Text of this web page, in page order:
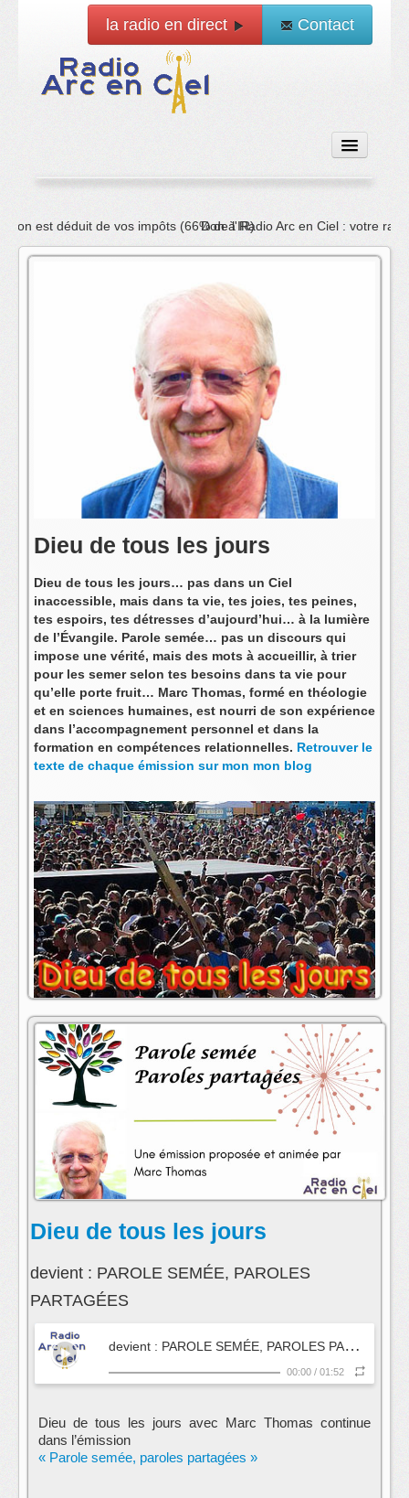
la radio en direct Contact
Accueil
Emissions
Don à Radio Arc en Ciel : votre radio et ses réseaux sociaux
Dieu de tous les jours
Dieu de tous les jours… pas dans un Ciel
inaccessible, mais dans ta vie, tes joies, tes peines,
tes espoirs, tes détresses d’aujourd’hui… à la lumière
de l’Évangile. Parole semée… pas un discours qui
impose une vérité, mais des mots à accueillir, à trier
pour les semer selon tes besoins dans ta vie pour
qu’elle porte fruit… Marc Thomas, formé en théologie
et en sciences humaines, est nourri de son expérience
dans l’accompagnement personnel et dans la
formation en compétences relationnelles. Retrouver le
texte de chaque émission sur mon mon blog
animateur : Marc Thomas
contact:Marc THOMAS
s'abonner au fil rss de cette emission:
Dieu de tous les jours
devient : PAROLE SEMÉE, PAROLES
PARTAGÉES
d
evient : PAROLE SEMÉE, PAROLES PARTAGÉES
00:00 / 01:52
Dieu de tous les jours avec Marc Thomas continue
dans l’émission
« Parole semée, paroles partagées »